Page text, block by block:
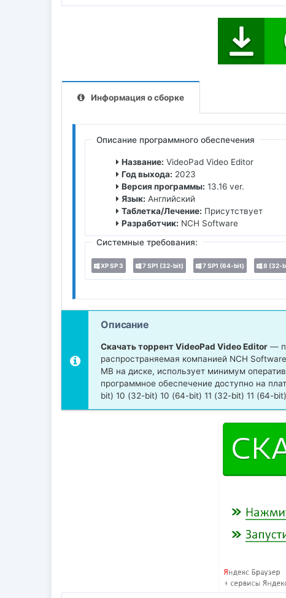
Информация о сборке
Описание программного обеспечения
Название: VideoPad Video Editor
Год выхода: 2023
Версия программы: 13.16 ver.
Язык: Английский
Таблетка/Лечение: Присутствует
Разработчик: NCH Software
Системные требования:
XP SP 3 7 SP1 (32-bit) 7 SP1 (64-bit) 8 (32-
Описание
Скачать торрент VideoPad Video Editor —
распространяемая компанией NCH
MB на диске, использует минимум
программное обеспечение доступно на
bit) 10 (32-bit) 10 (64-bit) 11 (32-bit) 11 (64-